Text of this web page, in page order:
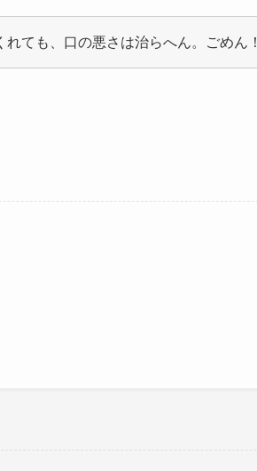
れても、口の悪さは治らへん。ごめん！